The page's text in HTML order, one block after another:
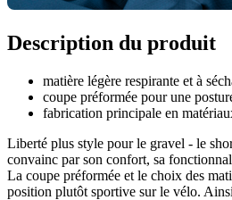
Description du produit
matière légère respirante et à
coupe préformée pour une
fabrication principale en
Liberté plus style pour le gravel - le
convainc par son confort, sa
La coupe préformée et le choix des
position plutôt sportive sur le vélo.